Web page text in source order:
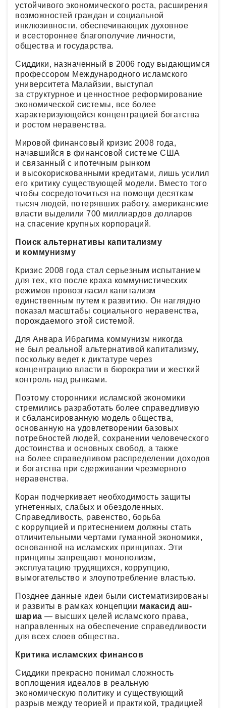
устойчивого экономического роста, расширения
возможностей граждан и социальной
инклюзивности, обеспечивающих духовное
и всестороннее благополучие личности,
общества и государства.
Сиддики, назначенный в 2006 году выдающимся
профессором Международного исламского
университета Малайзии, выступал
за структурное и ценностное реформирование
экономической системы, все более
характеризующейся концентрацией богатства
и ростом неравенства.
Мировой финансовый кризис 2008 года,
начавшийся в финансовой системе США
и связанный с ипотечным рынком
и высокорискованными кредитами, лишь усилил
его критику существующей модели. Вместо того
чтобы сосредоточиться на помощи десяткам
тысяч людей, потерявших работу, американские
власти выделили 700 миллиардов долларов
на спасение крупных корпораций.
Поиск альтернативы капитализму
и коммунизму
Кризис 2008 года стал серьезным испытанием
для тех, кто после краха коммунистических
режимов провозгласил капитализм
единственным путем к развитию. Он наглядно
показал масштабы социального неравенства,
порождаемого этой системой.
Для Анвара Ибрагима коммунизм никогда
не был реальной альтернативой капитализму,
поскольку ведет к диктатуре через
концентрацию власти в бюрократии и жесткий
контроль над рынками.
Поэтому сторонники исламской экономики
стремились разработать более справедливую
и сбалансированную модель общества,
основанную на удовлетворении базовых
потребностей людей, сохранении человеческого
достоинства и основных свобод, а также
на более справедливом распределении доходов
и богатства при сдерживании чрезмерного
неравенства.
Коран подчеркивает необходимость защиты
угнетенных, слабых и обездоленных.
Справедливость, равенство, борьба
с коррупцией и притеснением должны стать
отличительными чертами гуманной экономики,
основанной на исламских принципах. Эти
принципы запрещают монополизм,
эксплуатацию трудящихся, коррупцию,
вымогательство и злоупотребление властью.
Позднее данные идеи были систематизированы
и развиты в рамках концепции макасид аш-
шариа — высших целей исламского права,
направленных на обеспечение справедливости
для всех слоев общества.
Критика исламских финансов
Сиддики прекрасно понимал сложность
воплощения идеалов в реальную
экономическую политику и существующий
разрыв между теорией и практикой, традицией